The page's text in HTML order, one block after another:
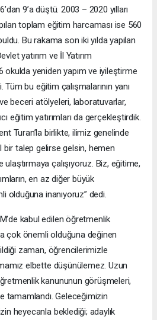
9’a düştü. 2003 – 2020 yılları
toplam eğitim harcaması ise 560
Bu rakama son iki yılda yapılan
yatırım ve İl Yatırım
okulda yeniden yapım ve iyileştirme
bu eğitim çalışmalarının yanı
beceri atölyeleri, laboratuvarlar,
eğitim yatırımları da gerçekleştirdik.
Turan’la birlikte, ilimiz genelinde
bir talep gelirse gelsin, hemen
çalışıyoruz. Biz, eğitime,
en az diğer büyük
olduğuna inanıyoruz” dedi.
kabul edilen öğretmenlik
çok önemli olduğuna değinen
zaman, öğrencilerimizle
elbette düşünülemez. Uzun
kanununun görüşmeleri,
Geleceğimizin
heyecanla beklediği; adaylık